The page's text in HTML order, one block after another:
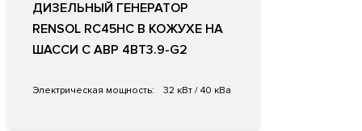
ДИЗЕЛЬНЫЙ ГЕНЕРАТОР
RENSOL RC45HC В КОЖУХЕ НА
ШАССИ С АВР 4BT3.9-G2
Электрическая мощность: 32 кВт / 40 кВа